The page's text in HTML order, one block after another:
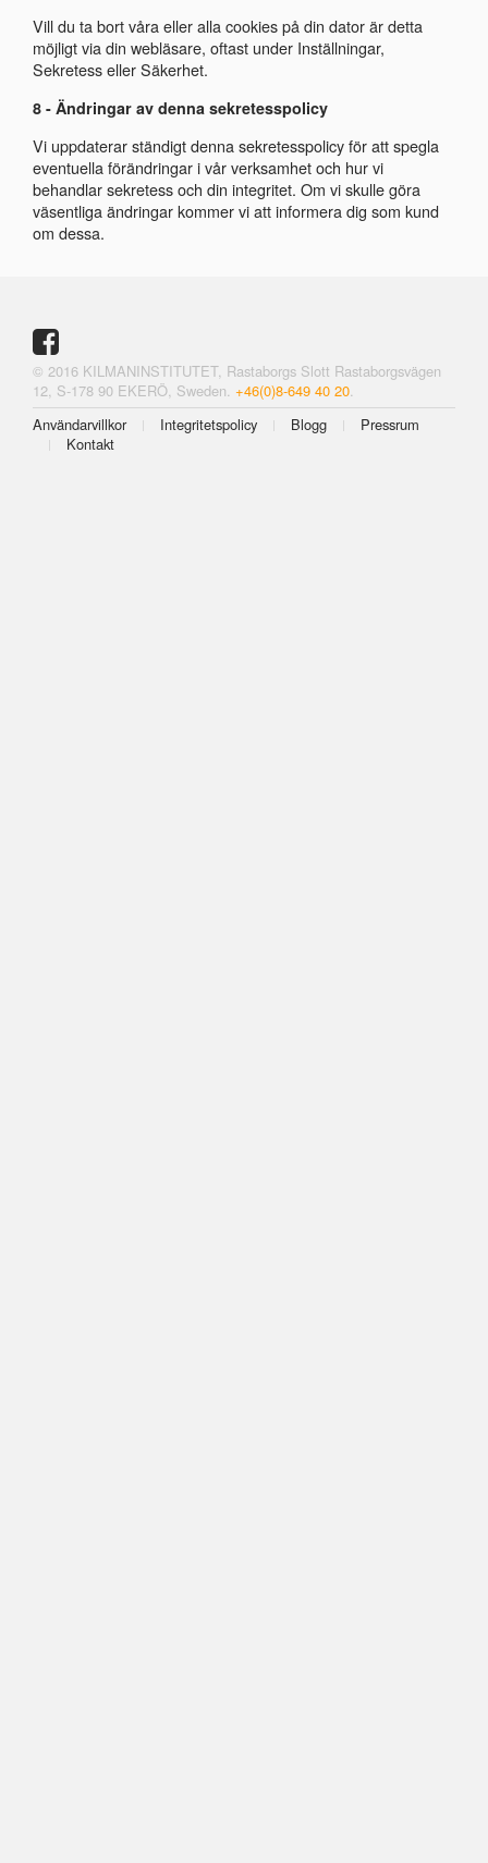
Vill du ta bort våra eller alla cookies på din dator är detta
möjligt via din webläsare, oftast under Inställningar,
Sekretess eller Säkerhet.
8 - Ändringar av denna sekretesspolicy
Vi uppdaterar ständigt denna sekretesspolicy för att spegla
eventuella förändringar i vår verksamhet och hur vi
behandlar sekretess och din integritet. Om vi skulle ​​göra
väsentliga ändringar kommer vi att informera dig som kund
om dessa.
© 2016 KILMANINSTITUTET, Rastaborgs Slott Rastaborgsvägen
12, S-178 90 EKERÖ, Sweden. +46(0)8-649 40 20.
Användarvillkor
Integritetspolicy Blogg
Pressrum
Kontakt